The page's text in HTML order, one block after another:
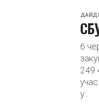
6
249
у...